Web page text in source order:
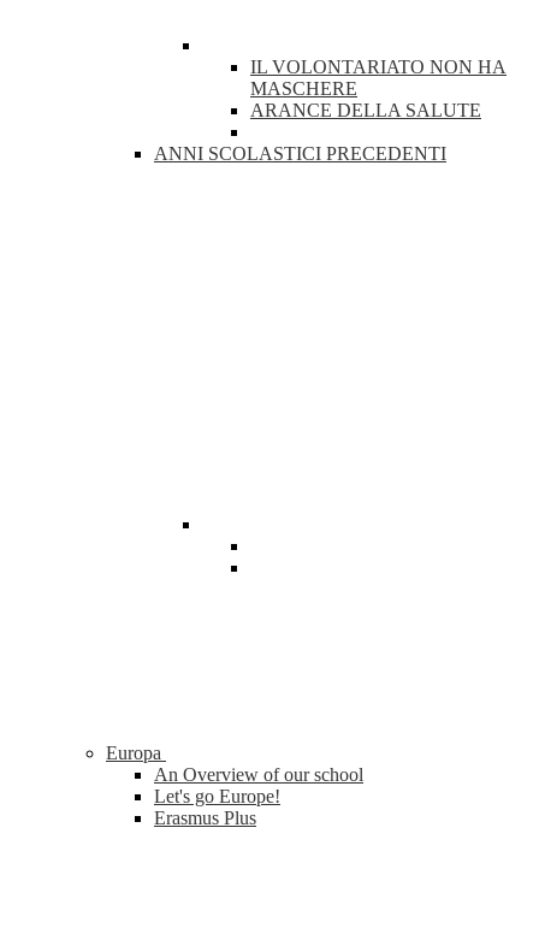
IL VOLONTARIATO NON HA
MASCHERE
ARANCE DELLA SALUTE
ANNI SCOLASTICI PRECEDENTI
Europa
An Overview of our school
Let's go Europe!
Erasmus Plus